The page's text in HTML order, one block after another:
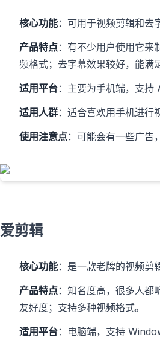
核心功能：可用于视频剪辑和去
产品特点：有不少用户使用它来
频格式；去字幕效果较好，能满
适用平台：主要为手机端，支持
适用人群：适合喜欢用手机进行
使用注意点：可能会有一些广告
爱剪辑
核心功能：是一款老牌的视频剪
产品特点：知名度高，很多人都
友好度；支持多种视频格式。
适用平台：电脑端，支持